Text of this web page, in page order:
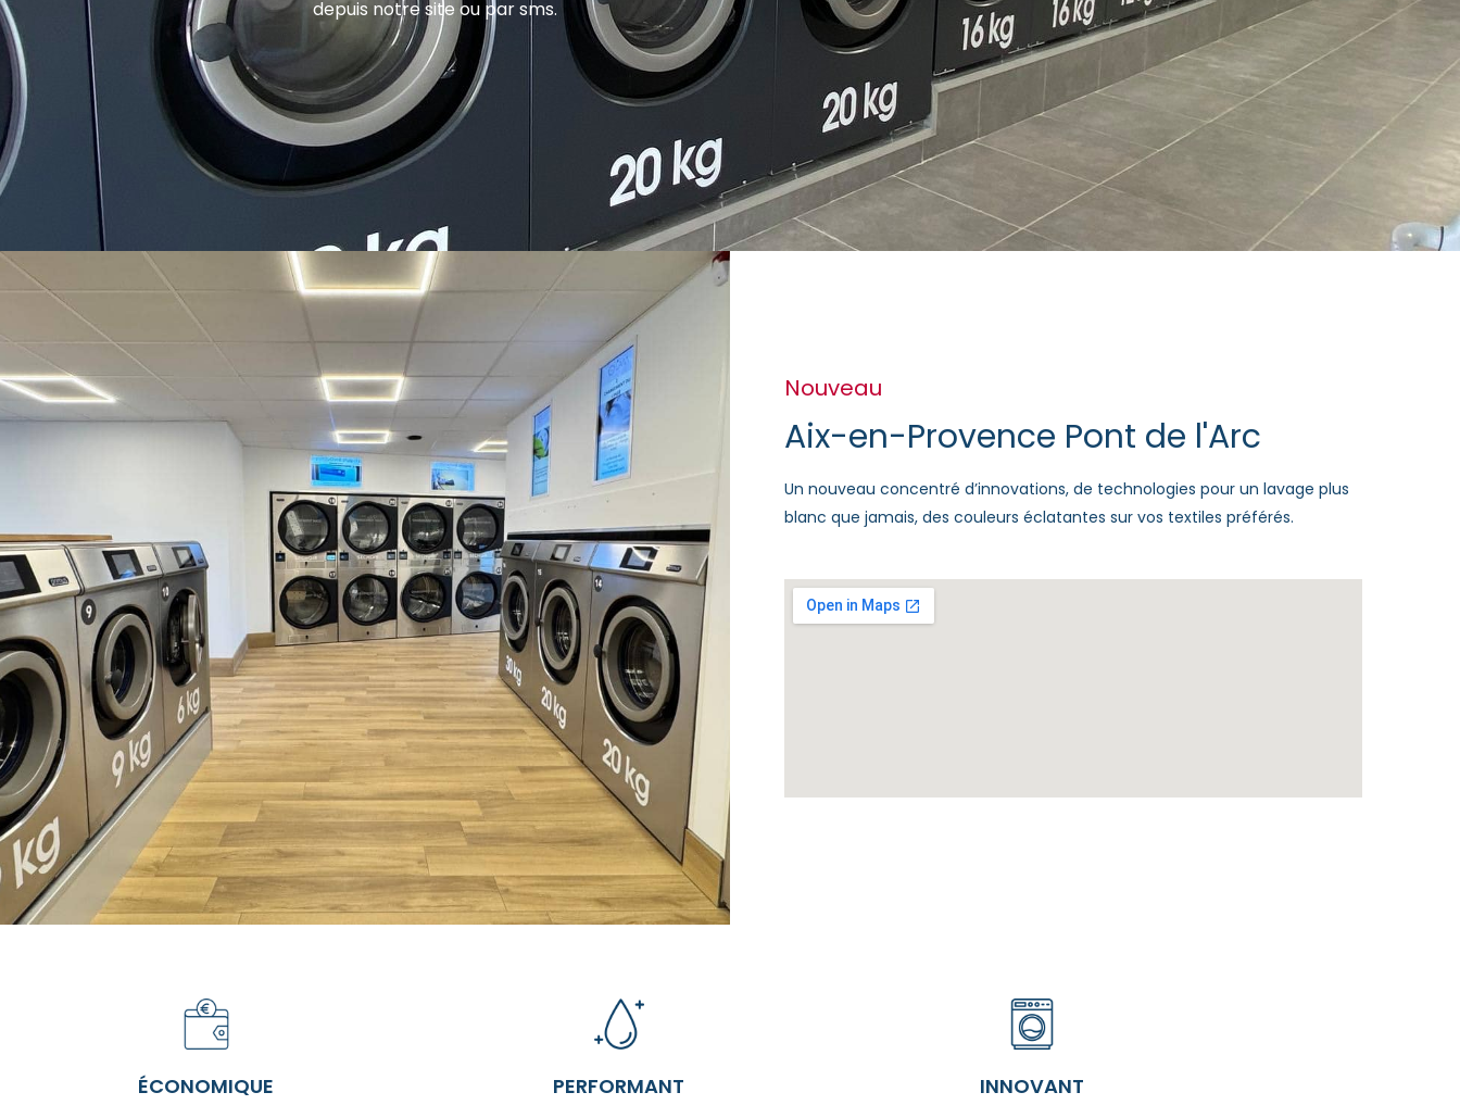
depuis notre site ou par sms.
Nouveau
Aix-en-Provence Pont de l'Arc
Un nouveau concentré d’innovations, de technologies pour un lavage plus
blanc que jamais, des couleurs éclatantes sur vos textiles préférés.
ÉCONOMIQUE PERFORMANT INNOVANT